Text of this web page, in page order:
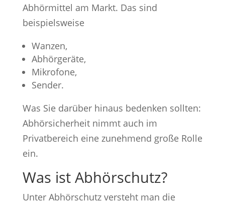
Abhörmittel am Markt. Das sind
beispielsweise
Wanzen,
Abhörgeräte,
Mikrofone,
Sender.
Was Sie darüber hinaus bedenken sollten:
Abhörsicherheit nimmt auch im
Privatbereich eine zunehmend große Rolle
ein.
Was ist Abhörschutz?
Unter Abhörschutz versteht man die